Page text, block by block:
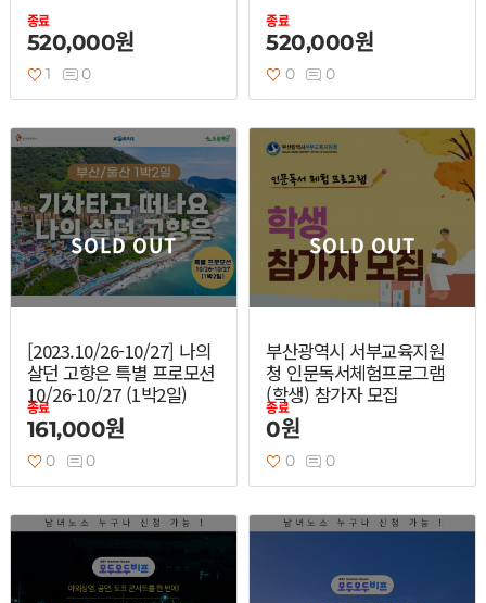
종료
520,000원
1 0
종료
520,000원
0 0
SOLD OUT
[2023.10/26-10/27] 나의
살던 고향은 특별 프로모션
10/26-10/27 (1박2일)
종료
161,000원
0 0
SOLD OUT
부산광역시 서부교육지원
청 인문독서체험프로그램
(학생) 참가자 모집
종료
0원
0 0